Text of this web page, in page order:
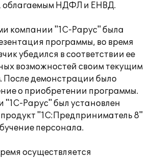
облагаемым НДФЛ и ЕНВД.
компании "1С-Рарус" была
программы, во время
убедился в соответствии ее
возможностей своим текущим
После демонстрации было
о приобретении программы.
"1С-Рарус" был установлен
"1С:Предприниматель 8"
персонала.
осуществляется